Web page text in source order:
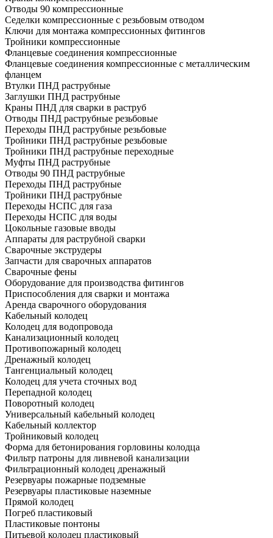
Отводы 90 компрессионные
Седелки компрессионные с резьбовым отводом
Ключи для монтажа компрессионных фитингов
Тройники компрессионные
Фланцевые соединения компрессионные
Фланцевые соединения компрессионные с металлическим
фланцем
Втулки ПНД раструбные
Заглушки ПНД раструбные
Краны ПНД для сварки в раструб
Отводы ПНД раструбные резьбовые
Переходы ПНД раструбные резьбовые
Тройники ПНД раструбные резьбовые
Тройники ПНД раструбные переходные
Муфты ПНД раструбные
Отводы 90 ПНД раструбные
Переходы ПНД раструбные
Тройники ПНД раструбные
Переходы НСПС для газа
Переходы НСПС для воды
Цокольные газовые вводы
Аппараты для раструбной сварки
Сварочные экструдеры
Запчасти для сварочных аппаратов
Сварочные фены
Оборудование для производства фитингов
Приспособления для сварки и монтажа
Аренда сварочного оборудования
Кабельный колодец
Колодец для водопровода
Канализационный колодец
Противопожарный колодец
Дренажный колодец
Тангенциальный колодец
Колодец для учета сточных вод
Перепадной колодец
Поворотный колодец
Универсальный кабельный колодец
Кабельный коллектор
Тройниковый колодец
Форма для бетонирования горловины колодца
Фильтр патроны для ливневой канализации
Фильтрационный колодец дренажный
Резервуары пожарные подземные
Резервуары пластиковые наземные
Прямой колодец
Погреб пластиковый
Пластиковые понтоны
Питьевой колодец пластиковый